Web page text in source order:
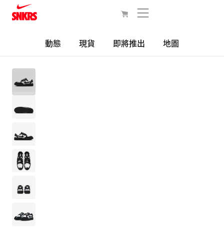
動態 現貨 即將推出 地圖